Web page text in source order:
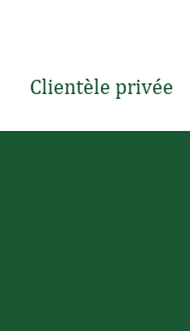
Clientèle privée